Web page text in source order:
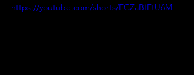
https://youtube.com/shorts/ECZaBfFtU6M